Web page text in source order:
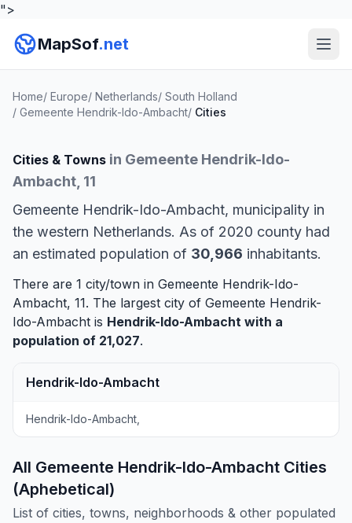
">
MapSof.net
Home/ Europe/ Netherlands/ South Holland
/ Gemeente Hendrik-Ido-Ambacht/ Cities
Cities & Towns in Gemeente Hendrik-Ido-
Ambacht, 11
Gemeente Hendrik-Ido-Ambacht, municipality in
the western Netherlands. As of 2020 county had
an estimated population of 30,966 inhabitants.
There are 1 city/town in Gemeente Hendrik-Ido-
Ambacht, 11. The largest city of Gemeente Hendrik-
Ido-Ambacht is Hendrik-Ido-Ambacht with a
population of 21,027.
Hendrik-Ido-Ambacht
Hendrik-Ido-Ambacht,
All Gemeente Hendrik-Ido-Ambacht Cities
(Aphebetical)
List of cities, towns, neighborhoods & other populated